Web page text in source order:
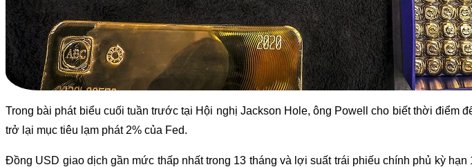
Trong bài phát biểu cuối tuần trước tại Hội nghị Jackson Hole, ông Powell cho biết thời
trở lại mục tiêu lạm phát 2% của Fed.
Đồng USD giao dịch gần mức thấp nhất trong 13 tháng và lợi suất trái phiếu chính phủ kỳ